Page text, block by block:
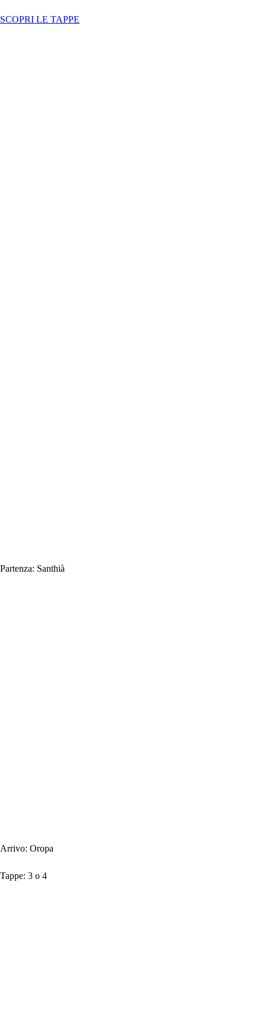
SCOPRI LE TAPPE
Partenza: Santhià
Arrivo: Oropa
Tappe: 3 o 4